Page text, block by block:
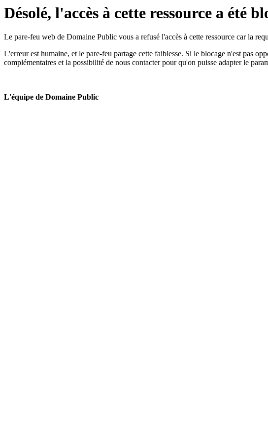
Désolé, l'accès à cette ressource a été
Le pare-feu web de Domaine Public vous a refusé l'accès à cette ressource car la
L'erreur est humaine, et le pare-feu partage cette faiblesse. Si le blocage n'est pas
complémentaires et la possibilité de nous contacter pour qu'on puisse adapter le
L'équipe de Domaine Public